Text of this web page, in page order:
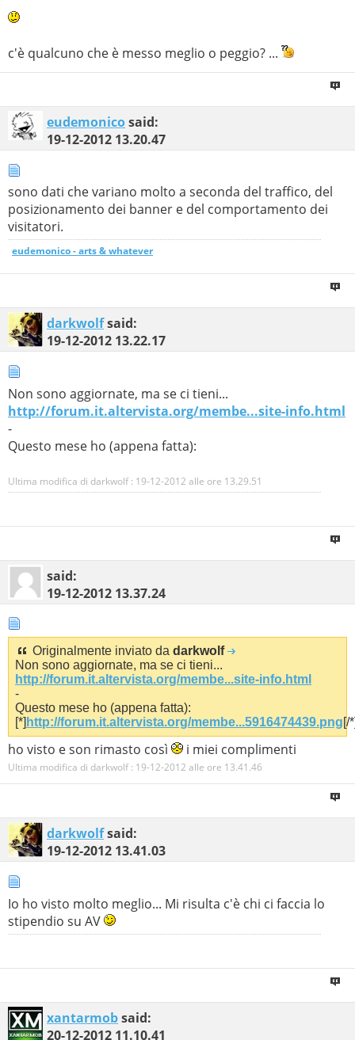
c'è qualcuno che è messo meglio o peggio? ...
eudemonicosaid:
19-12-2012 13.20.47
sono dati che variano molto a seconda del traffico, del
posizionamento dei banner e del comportamento dei
visitatori.
eudemonico - arts & whatever
darkwolfsaid:
19-12-2012 13.22.17
Non sono aggiornate, ma se ci tieni...
http://forum.it.altervista.org/membe...site-info.html
-
Questo mese ho (appena fatta):
Ultima modifica di darkwolf : 19-12-2012 alle ore 13.29.51
said:
19-12-2012 13.37.24
Originalmente inviato da darkwolf
Non sono aggiornate, ma se ci tieni...
http://forum.it.altervista.org/membe...site-info.html
-
Questo mese ho (appena fatta):
[*] http://forum.it.altervista.org/membe...5916474439.png[/
ho visto e son rimasto così i miei complimenti
Ultima modifica di darkwolf : 19-12-2012 alle ore 13.41.46
darkwolfsaid:
19-12-2012 13.41.03
Io ho visto molto meglio... Mi risulta c'è chi ci faccia lo
stipendio su AV
xantarmobsaid:
20-12-2012 11.10.41